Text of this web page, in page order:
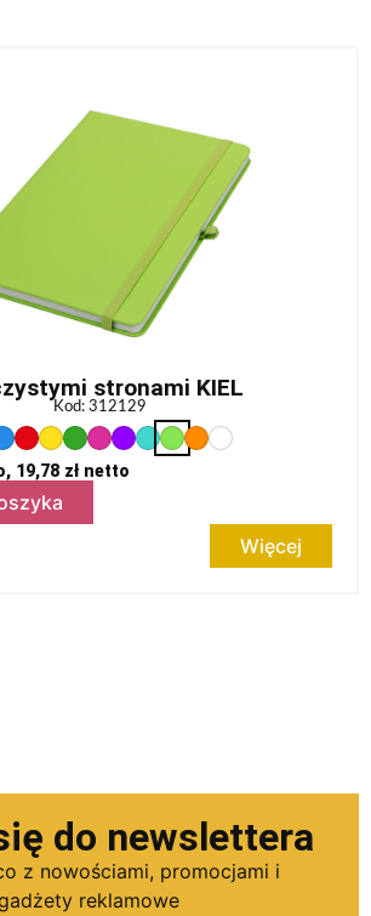
stronami KIEL
Kod: 312129
19,78 złnetto
Więcej
do newslettera
z nowościami, promocjami i
reklamowe